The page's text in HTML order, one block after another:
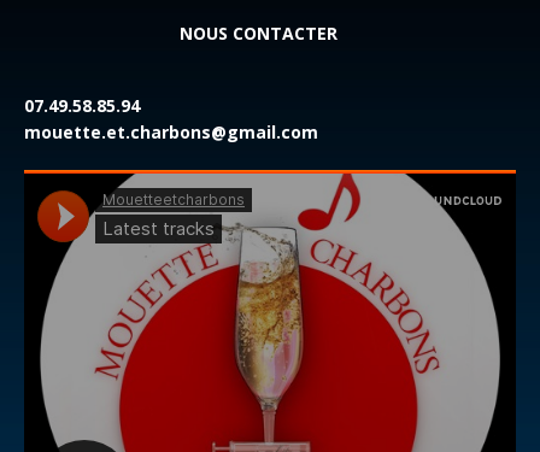
NOUS CONTACTER
07.49.58.85.94
mouette.et.charbons@gmail.com